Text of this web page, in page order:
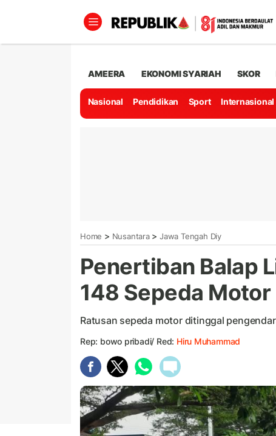
AMEERA EKONOMI SYARIAH SKOR
Nasional Pendidikan Sport Internasional
Home > Nusantara> Jawa Tengah Diy
Penertiban Balap
148 Sepeda Motor
Ratusan sepeda motor ditinggal
Rep: bowo pribadi/ Red: Hiru Muhammad